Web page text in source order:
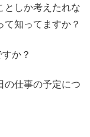
としか考えたれな
知ってますか？
か？
の仕事の予定につ